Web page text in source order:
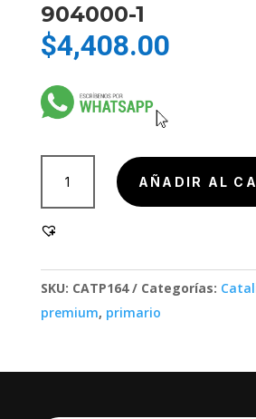
904000-1
$4,408.00
cantidad
AÑADIR AL
SKU: CATP164 Categorías:
premium, primario